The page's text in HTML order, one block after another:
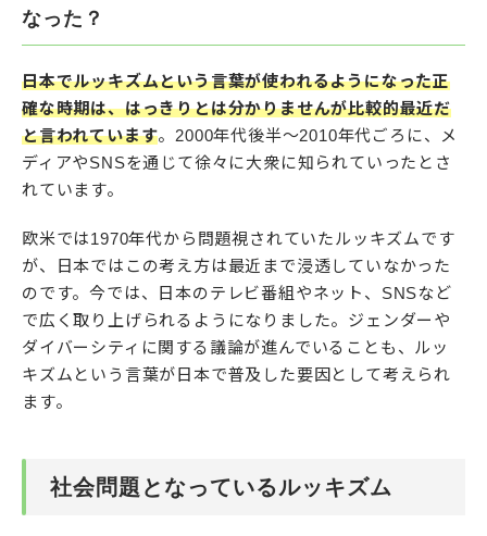
なった？
日本でルッキズムという言葉が使われるようになった正
確な時期は、はっきりとは分かりませんが比較的最近だ
と言われています。2000年代後半～2010年代ごろに、メ
ディアやSNSを通じて徐々に大衆に知られていったとさ
れています。
欧米では1970年代から問題視されていたルッキズムです
が、日本ではこの考え方は最近まで浸透していなかった
のです。今では、日本のテレビ番組やネット、SNSなど
で広く取り上げられるようになりました。ジェンダーや
ダイバーシティに関する議論が進んでいることも、ルッ
キズムという言葉が日本で普及した要因として考えられ
ます。
社会問題となっているルッキズム